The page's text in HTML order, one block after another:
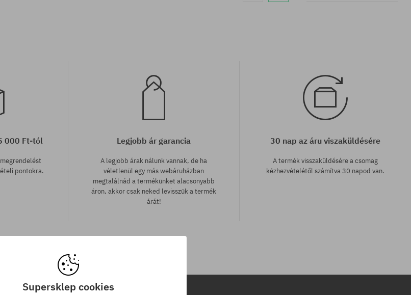
000 Ft-tól
pontokra.
Legjobb ár garancia
A legjobb árak nálunk vannak, de ha
véletlenül egy más webáruházban
megtalálnád a termékünket alacsonyabb
áron, akkor csak neked levisszük a termék
árát!
30 nap az áru viszaküldésére
A termék visszaküldésére a csomag
kézhezvételétől számítva 30 napod van.
Supersklep cookies